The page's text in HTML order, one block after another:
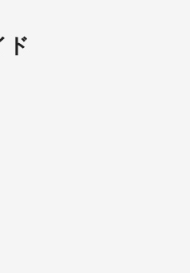
ド